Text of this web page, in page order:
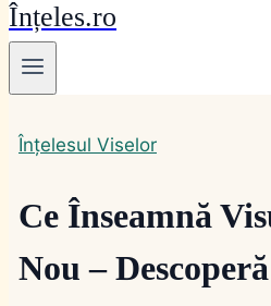
Înțeles.ro
Înțelesul Viselor
Ce Înseamnă
Nou –